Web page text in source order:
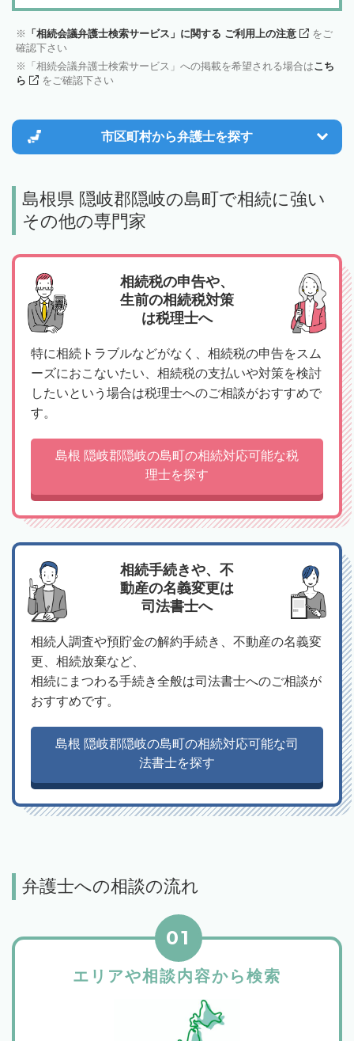
「相続会議弁護士検索サービス」に関する ご利用上の注意
をご
確認下さい
「相続会議弁護士検索サービス」への掲載を希望される場合はこち
ら
をご確認下さい
市区町村から弁護士を探す
島根県 隠岐郡隠岐の島町で相続に強い
その他の専門家
相続税の申告や、
生前の相続税対策
は税理士へ
特に相続トラブルなどがなく、相続税の申告をスム
ーズにおこないたい、相続税の支払いや対策を検討
したいという場合は税理士へのご相談がおすすめで
す。
島根 隠岐郡隠岐の島町の相続対応可能な税
理士を探す
相続手続きや、不
動産の名義変更は
司法書士へ
相続人調査や預貯金の解約手続き、不動産の名義変
更、相続放棄など、
相続にまつわる手続き全般は司法書士へのご相談が
おすすめです。
島根 隠岐郡隠岐の島町の相続対応可能な司
法書士を探す
弁護士への相談の流れ
エリアや相談内容から検索
01